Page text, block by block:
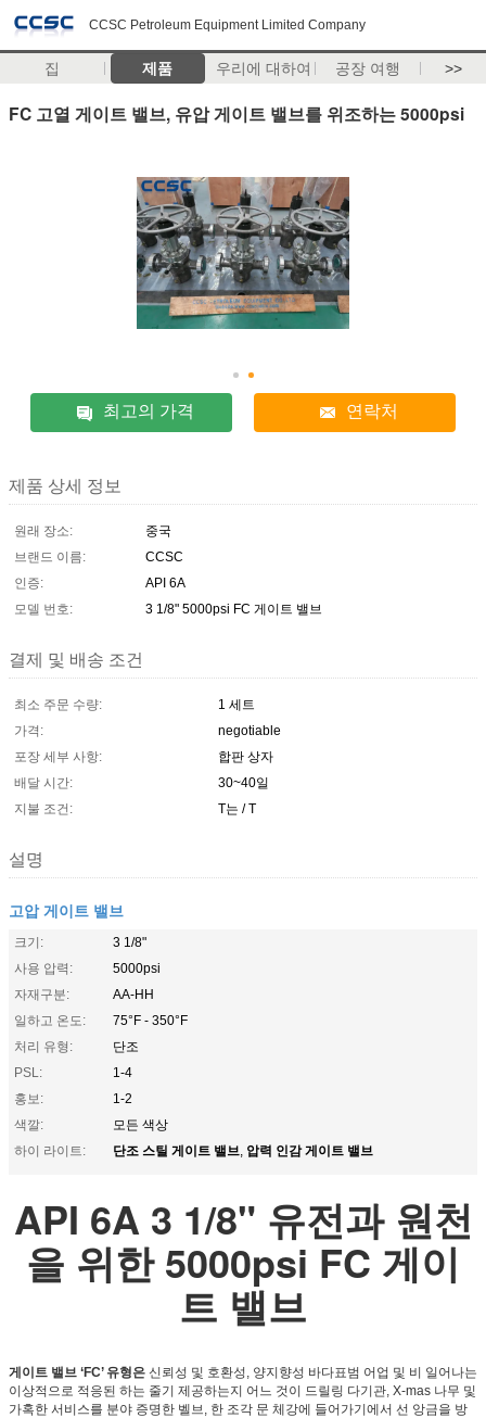
CCSC Petroleum Equipment Limited Company
집 제품 우리에 대하여 공장 여행 >>
FC 고열 게이트 밸브, 유압 게이트 밸브를 위조하는 5000psi
최고의 가격 연락처
제품 상세 정보
원래 장소:
중국
브랜드 이름:
CCSC
인증:
API 6A
모델 번호:
3 1/8" 5000psi FC 게이트 밸브
결제 및 배송 조건
최소 주문 수량:
1 세트
가격:
negotiable
포장 세부 사항:
합판 상자
배달 시간:
30~40일
지불 조건:
T는 / T
설명
고압 게이트 밸브
크기:
3 1/8"
사용 압력:
5000psi
자재구분:
AA-HH
일하고 온도:
75°F - 350°F
처리 유형:
단조
PSL:
1-4
홍보:
1-2
색깔:
모든 색상
하이 라이트:
단조 스틸 게이트 밸브, 압력 인감 게이트 밸브
API 6A 3 1/8" 유전과 원천
을 위한 5000psi FC 게이
트 밸브
게이트 밸브 ‘FC’ 유형은 신뢰성 및 호환성, 양지향성 바다표범 어업 및 비 일어나는
이상적으로 적응된 하는 줄기 제공하는지 어느 것이 드릴링 다기관, X-mas 나무 및
가혹한 서비스를 분야 증명한 벨브, 한 조각 문 체강에 들어가기에서 선 앙금을 방